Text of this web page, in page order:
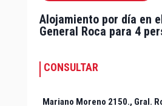
Alojamiento por día en
General Roca para 4
CONSULTAR
Mariano Moreno 2150., Gral.